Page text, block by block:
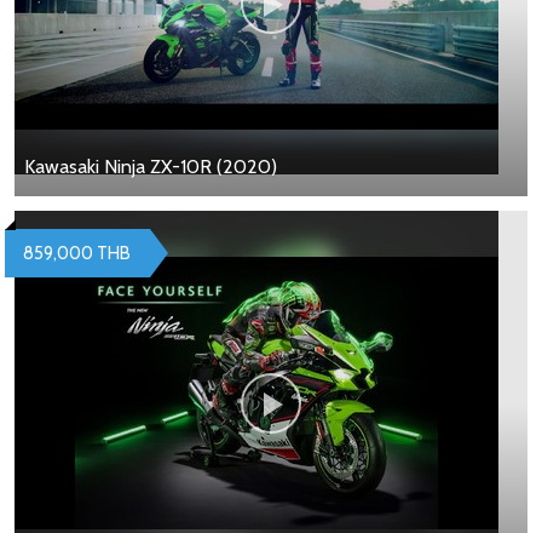
Kawasaki Ninja ZX-10R (2020)
859,000 THB